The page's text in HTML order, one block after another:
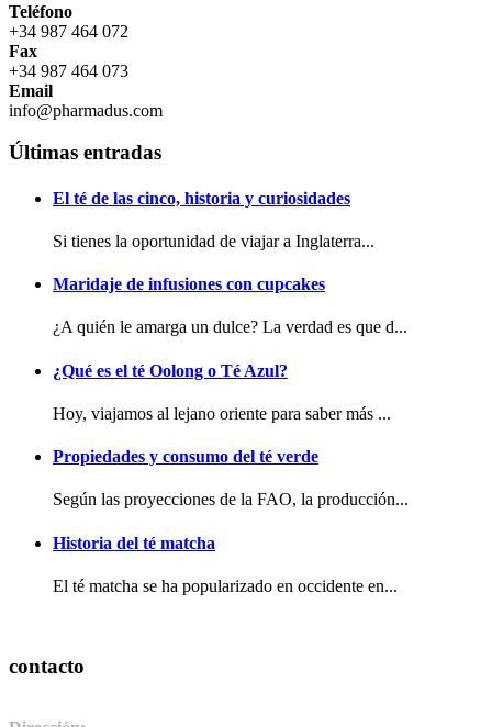
Teléfono
+34 987 464 072
Fax
+34 987 464 073
Email
info@pharmadus.com
Últimas entradas
El té de las cinco, historia y curiosidades
Si tienes la oportunidad de viajar a Inglaterra...
Maridaje de infusiones con cupcakes
¿A quién le amarga un dulce? La verdad es que d...
¿Qué es el té Oolong o Té Azul?
Hoy, viajamos al lejano oriente para saber más ...
Propiedades y consumo del té verde
Según las proyecciones de la FAO, la producción...
Historia del té matcha
El té matcha se ha popularizado en occidente en...
contacto